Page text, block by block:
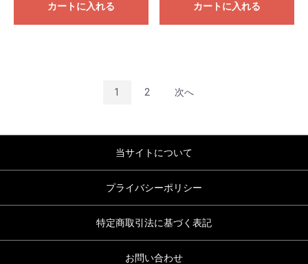
カートに入れる カートに入れる
1 2 次へ
当サイトについて
プライバシーポリシー
特定商取引法に基づく表記
お問い合わせ